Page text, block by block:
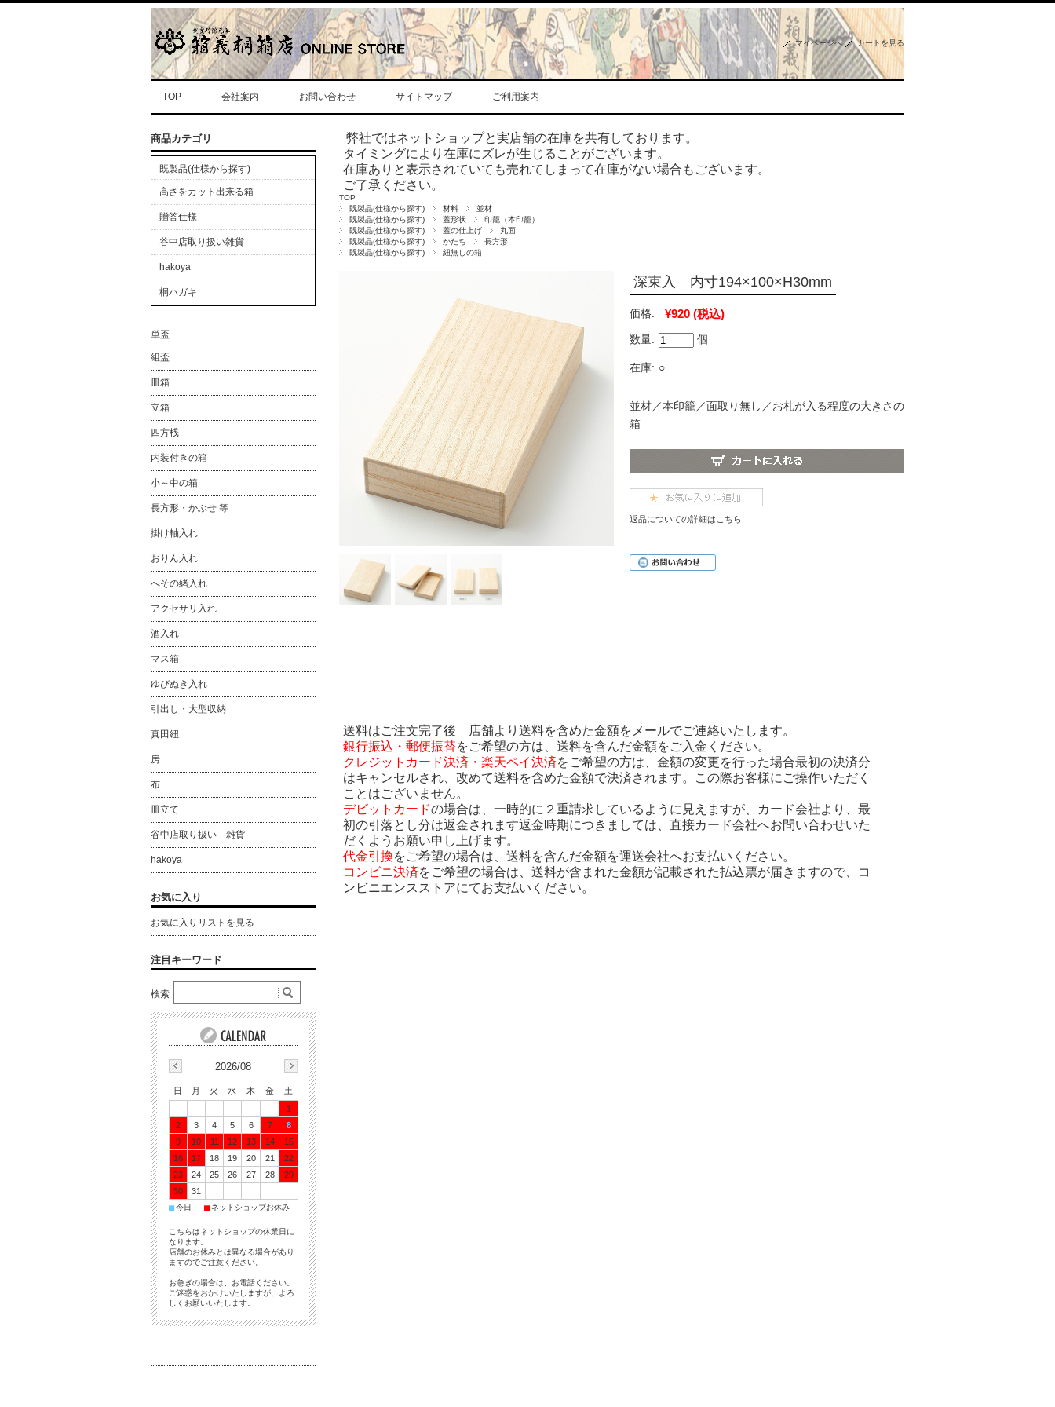
マイページへ カートを見る
TOP 会社案内 お問い合わせ サイトマップ ご利用案内
弊社ではネットショップと実店舗の在庫を共有しております。
タイミングにより在庫にズレが生じることがございます。
在庫ありと表示されていても売れてしまって在庫がない場合もございます。
ご了承ください。
TOP
既製品(仕様から探す)
材料
並材
既製品(仕様から探す)
蓋形状
印籠（本印籠）
既製品(仕様から探す)
蓋の仕上げ
丸面
既製品(仕様から探す)
かたち
長方形
既製品(仕様から探す)
紐無しの箱
深束入 内寸194×100×H30mm
価格: ¥920 (税込)
数量: 個
在庫: ○
並材／本印籠／面取り無し／お札が入る程度の大きさの
箱
返品についての詳細はこちら
送料はご注文完了後 店舗より送料を含めた金額をメールでご連絡いたします。
銀行振込・郵便振替をご希望の方は、送料を含んだ金額をご入金ください。
クレジットカード決済・楽天ペイ決済をご希望の方は、金額の変更を行った場合最初の決済分
はキャンセルされ、改めて送料を含めた金額で決済されます。この際お客様にご操作いただく
ことはございません。
デビットカードの場合は、一時的に２重請求しているように見えますが、カード会社より、最
初の引落とし分は返金されます返金時期につきましては、直接カード会社へお問い合わせいた
だくようお願い申し上げます。
代金引換をご希望の場合は、送料を含んだ金額を運送会社へお支払いください。
コンビニ決済をご希望の場合は、送料が含まれた金額が記載された払込票が届きますので、コ
ンビニエンスストアにてお支払いください。
商品カテゴリ
既製品(仕様から探す)
高さをカット出来る箱
贈答仕様
谷中店取り扱い雑貨
hakoya
桐ハガキ
単盃
組盃
皿箱
立箱
四方桟
内装付きの箱
小～中の箱
長方形・かぶせ 等
掛け軸入れ
おりん入れ
へその緒入れ
アクセサリ入れ
酒入れ
マス箱
ゆびぬき入れ
引出し・大型収納
真田紐
房
布
皿立て
谷中店取り扱い 雑貨
hakoya
お気に入り
お気に入りリストを見る
注目キーワード
2026/08
日 月 火 水 木 金
土
1
2
3 4 5 6 7
8
9
10 11 12 13 14
15
16
17 18 19 20 21
22
23
24 25 26 27 28
29
30
31
■今日 ■ネットショップお休み
こちらはネットショップの休業日に
なります。
店舗のお休みとは異なる場合があり
ますのでご注意ください。
お急ぎの場合は、お電話ください。
ご迷惑をおかけいたしますが、よろ
しくお願いいたします。